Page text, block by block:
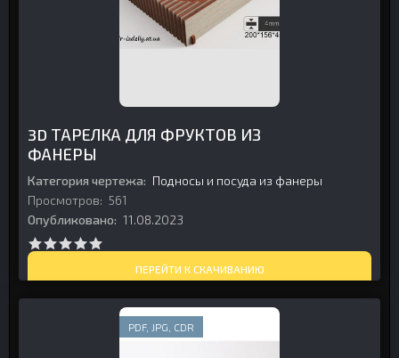
3D ТАРЕЛКА ДЛЯ ФРУКТОВ ИЗ
ФАНЕРЫ
Категория чертежа: Подносы и посуда из фанеры
Просмотров: 561
Опубликовано: 11.08.2023
ПЕРЕЙТИ К СКАЧИВАНИЮ
PDF, JPG, CDR